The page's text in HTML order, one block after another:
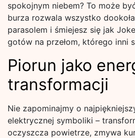
spokojnym niebem? To może
burza rozwala wszystko
parasolem i śmiejesz się jak
gotów na przełom, którego inni
Piorun jako
transformacji
Nie zapominajmy o
elektrycznej symboliki –
oczyszcza powietrze, zmywa